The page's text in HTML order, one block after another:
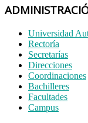
Universidad
Rectoría
Secretarías
Direcciones
Coordinaciones
Bachilleres
Facultades
Campus